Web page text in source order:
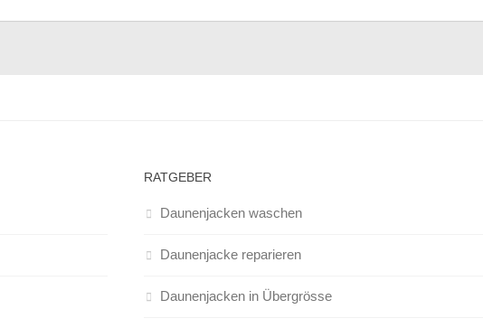
RATGEBER
Daunenjacken waschen
Daunenjacke reparieren
Daunenjacken in Übergrösse